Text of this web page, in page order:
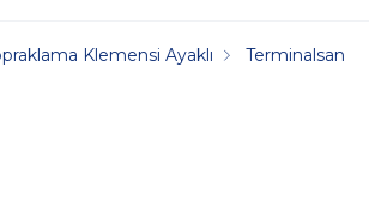
Klemensi Ayaklı Terminalsan